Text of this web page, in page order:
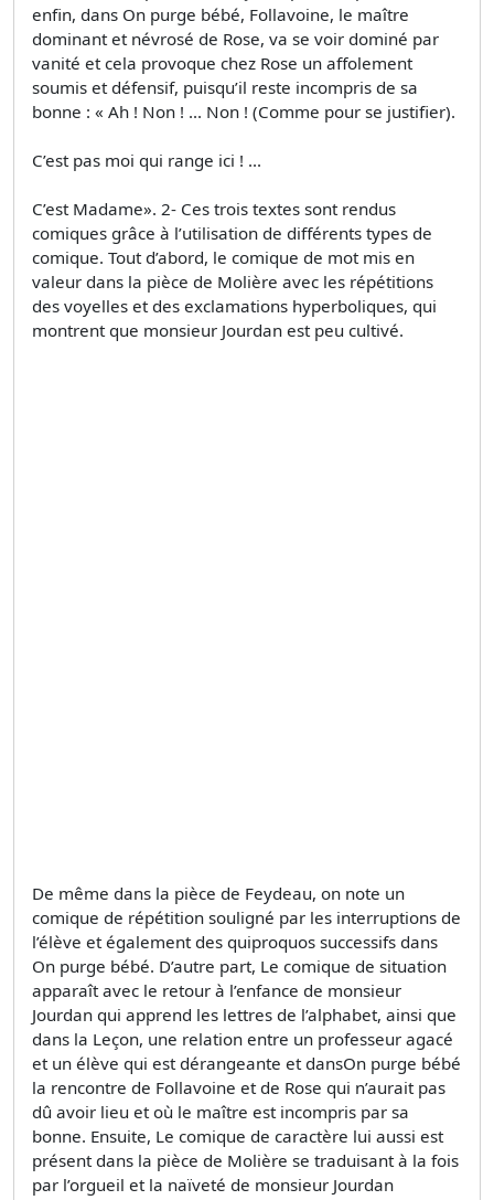
enfin, dans On purge bébé, Follavoine, le maître
dominant et névrosé de Rose, va se voir dominé par
vanité et cela provoque chez Rose un affolement
soumis et défensif, puisqu’il reste incompris de sa
bonne : « Ah ! Non ! ... Non ! (Comme pour se justifier).
C’est pas moi qui range ici ! ...
C’est Madame». 2- Ces trois textes sont rendus
comiques grâce à l’utilisation de différents types de
comique. Tout d’abord, le comique de mot mis en
valeur dans la pièce de Molière avec les répétitions
des voyelles et des exclamations hyperboliques, qui
montrent que monsieur Jourdan est peu cultivé.
De même dans la pièce de Feydeau, on note un
comique de répétition souligné par les interruptions de
l’élève et également des quiproquos successifs dans
On purge bébé. D’autre part, Le comique de situation
apparaît avec le retour à l’enfance de monsieur
Jourdan qui apprend les lettres de l’alphabet, ainsi que
dans la Leçon, une relation entre un professeur agacé
et un élève qui est dérangeante et dansOn purge bébé
la rencontre de Follavoine et de Rose qui n’aurait pas
dû avoir lieu et où le maître est incompris par sa
bonne. Ensuite, Le comique de caractère lui aussi est
présent dans la pièce de Molière se traduisant à la fois
par l’orgueil et la naïveté de monsieur Jourdan